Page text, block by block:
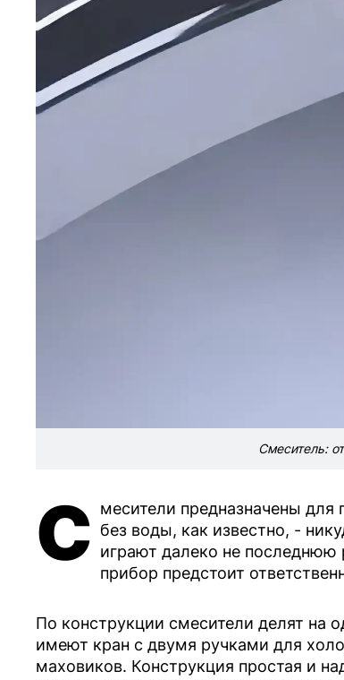
Смеситель:
С месители предназначены
без воды, как известно, -
играют далеко не последнюю
прибор предстоит
По конструкции смесители делят на
имеют кран с двумя ручками для
маховиков. Конструкция простая и